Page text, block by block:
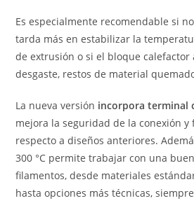
Es especialmente recomendable si
tarda más en estabilizar la
de extrusión o si el bloque calefactor
desgaste, restos de material
La nueva versión incorpora terminal
mejora la seguridad de la conexión
respecto a diseños anteriores.
300 °C permite trabajar con una
filamentos, desde materiales estándar
hasta opciones más técnicas,